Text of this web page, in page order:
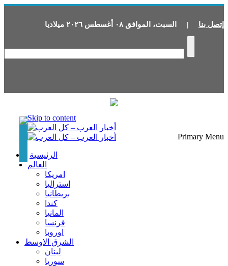
إتصل بنا | السبت، الموافق ٠٨ أغسطس ٢٠٢٦ ميلاديا
Skip to content
Primary Menu
الرئيسية
العالم
امريكا
استراليا
بريطانيا
كندا
المانيا
فرنسا
اوروبا
الشرق الاوسط
لبنان
سوريا